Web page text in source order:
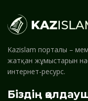
Kazislam порталы –
жатқан жұмыстарын
интернет-ресурс.
Біздің